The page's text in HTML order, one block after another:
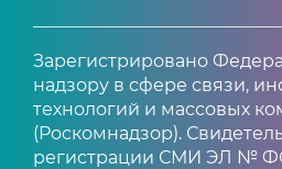
Зарегистрировано
надзору в сфере связи,
технологий и массовых
(Роскомнадзор).
регистрации СМИ ЭЛ № ФС